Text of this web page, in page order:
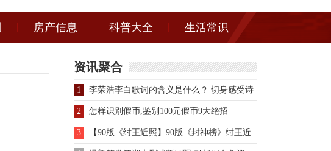
房产信息 科普大全 生活常识
资讯聚合
1 李荣浩李白歌词的含义是什么？ 切身感受诗
仙的倜傥潇洒
2 怎样识别假币,鉴别100元假币9大绝招
3 【90版《纣王近照】90版《封神榜》纣王近